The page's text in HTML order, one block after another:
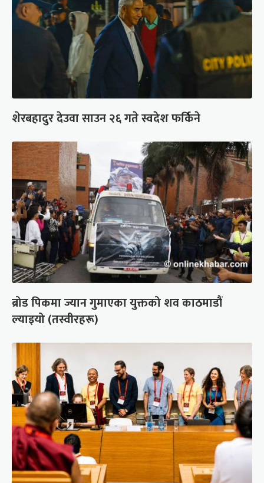
शेरबहादुर देउवा साउन २६ गते स्वदेश फर्किने
ब्रोड पिकमा ज्यान गुमाएका युक्तको शव काठमाडौं
ल्याइयो (तस्वीरहरू)